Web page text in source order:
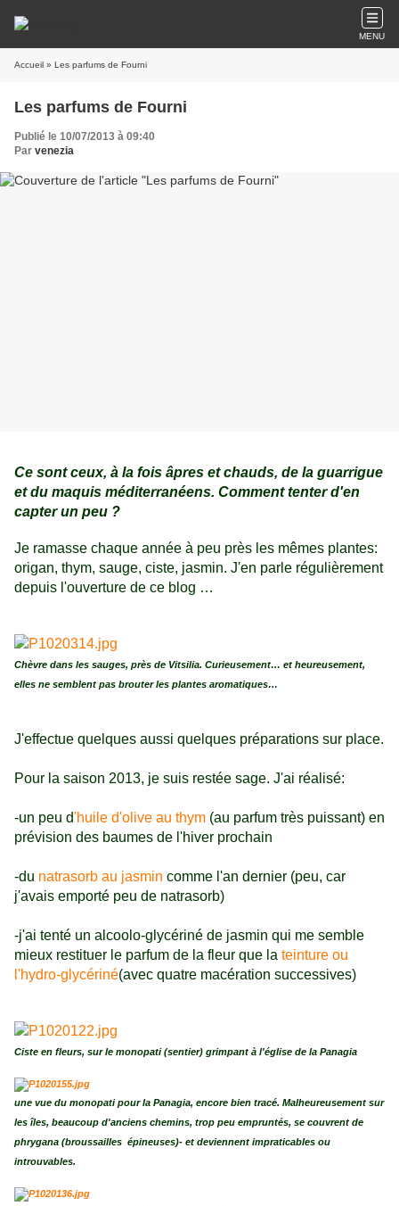
MENU
Accueil » Les parfums de Fourni
Les parfums de Fourni
Publié le 10/07/2013 à 09:40
Par venezia
Ce sont ceux, à la fois âpres et chauds, de la guarrigue
et du maquis méditerranéens. Comment tenter d'en
capter un peu ?
Je ramasse chaque année à peu près les mêmes plantes:
origan, thym, sauge, ciste, jasmin. J'en parle régulièrement
depuis l'ouverture de ce blog …
Chèvre dans les sauges, près de Vitsilia. Curieusement… et heureusement,
elles ne semblent pas brouter les plantes aromatiques…
J'effectue quelques aussi quelques préparations sur place.
Pour la saison 2013, je suis restée sage. J'ai réalisé:
-un peu d'huile d'olive au thym (au parfum très puissant) en
prévision des baumes de l'hiver prochain
-du natrasorb au jasmin comme l'an dernier (peu, car
j'avais emporté peu de natrasorb)
-j'ai tenté un alcoolo-glycériné de jasmin qui me semble
mieux restituer le parfum de la fleur que la teinture ou
l'hydro-glycériné(avec quatre macération successives)
Ciste en fleurs, sur le monopati (sentier) grimpant à l'église de la Panagia
une vue du monopati pour la Panagia, encore bien tracé. Malheureusement sur
les îles, beaucoup d'anciens chemins, trop peu empruntés, se couvrent de
phrygana (broussailles épineuses)- et deviennent impraticables ou
introuvables.